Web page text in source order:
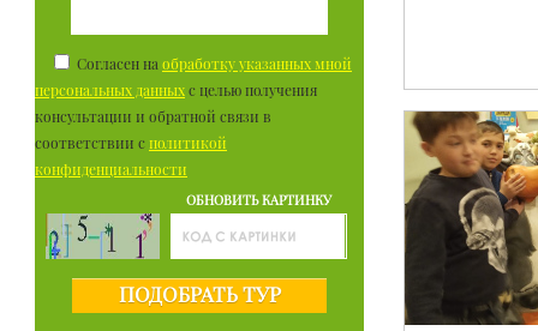
Согласен на обработку указанных мной
персональных данных с целью получения
консультации и обратной связи в
соответствии с политикой
конфиденциальности
ОБНОВИТЬ КАРТИНКУ
ПОДОБРАТЬ ТУР